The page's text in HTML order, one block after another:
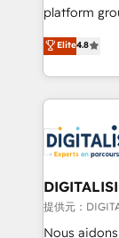
HubSpot Why us? - SIX HubSpot Accreditations -
CRM, Solutions
Migration,
team of 25+ experts Contact
get more
platform group of
HubSpot
maximizing
Excellence.
strengthen
drive your business
dedicated
team (50+),
B2B sectors
Elite4.8
提供元：
Nous